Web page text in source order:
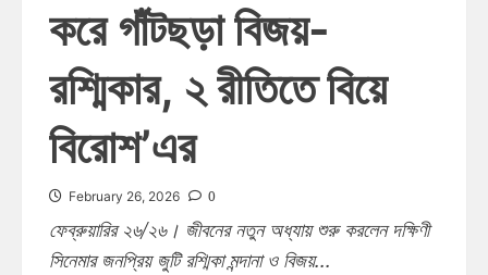
করে গাঁটছড়া বিজয়-
রশ্মিকার, ২ রীতিতে বিয়ে
বিরোশ’এর
February 26, 2026 0
ফেব্রুয়ারির ২৬/২৬। জীবনের নতুন অধ্যায় শুরু করলেন দক্ষিণী
সিনেমার জনপ্রিয় জুটি রশ্মিকা মন্দানা ও বিজয়...